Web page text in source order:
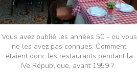
Vous avez oublié les années 50 - ou vous
ne les avez pas connues. Comment
étaient donc les restaurants pendant la
IVe République, avant 1959 ?